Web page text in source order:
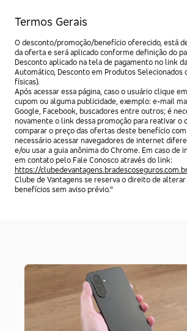
Termos Gerais
O desconto/promoção/benefício oferecido, está
da oferta e será aplicado conforme definição do
Desconto aplicado na tela de pagamento no link
Automático, Desconto em Produtos Selecionados
físicas).
Após acessar essa página, caso o usuário clique
cupom ou alguma publicidade, exemplo: e-mail
Google, Facebook, buscadores entre outros; é
novamente o link dessa promoção para reativar o
comparar o preço das ofertas deste benefício
necessário acessar navegadores de internet
e/ou usar a guia anônima do Chrome. Em caso de
em contato pelo Fale Conosco através do link:
https://
Clube de Vantagens se reserva o direito de
benefícios sem aviso prévio."